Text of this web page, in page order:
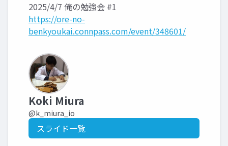
2025/4/7 俺の勉強会 #1
https://ore-no-
benkyoukai.connpass.com/event/348601/
Koki Miura
@k_miura_io
スライド一覧